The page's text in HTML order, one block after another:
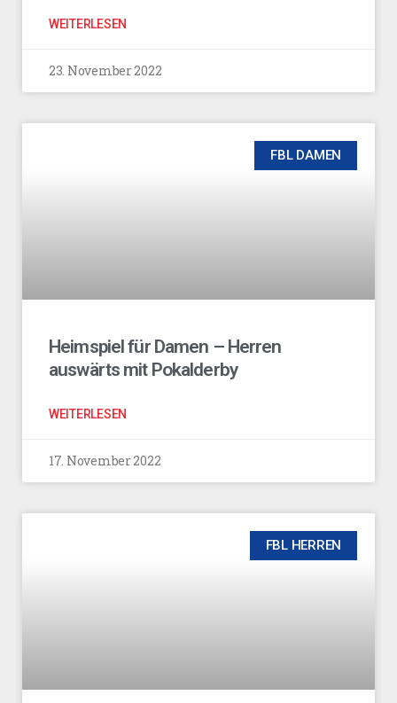
WEITERLESEN
23. November 2022
FBL DAMEN
Heimspiel für Damen – Herren
auswärts mit Pokalderby
WEITERLESEN
17. November 2022
FBL HERREN